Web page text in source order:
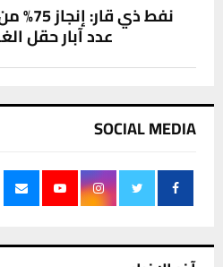
نفط ذي
عدد آبار حقل
SOCIAL MEDIA